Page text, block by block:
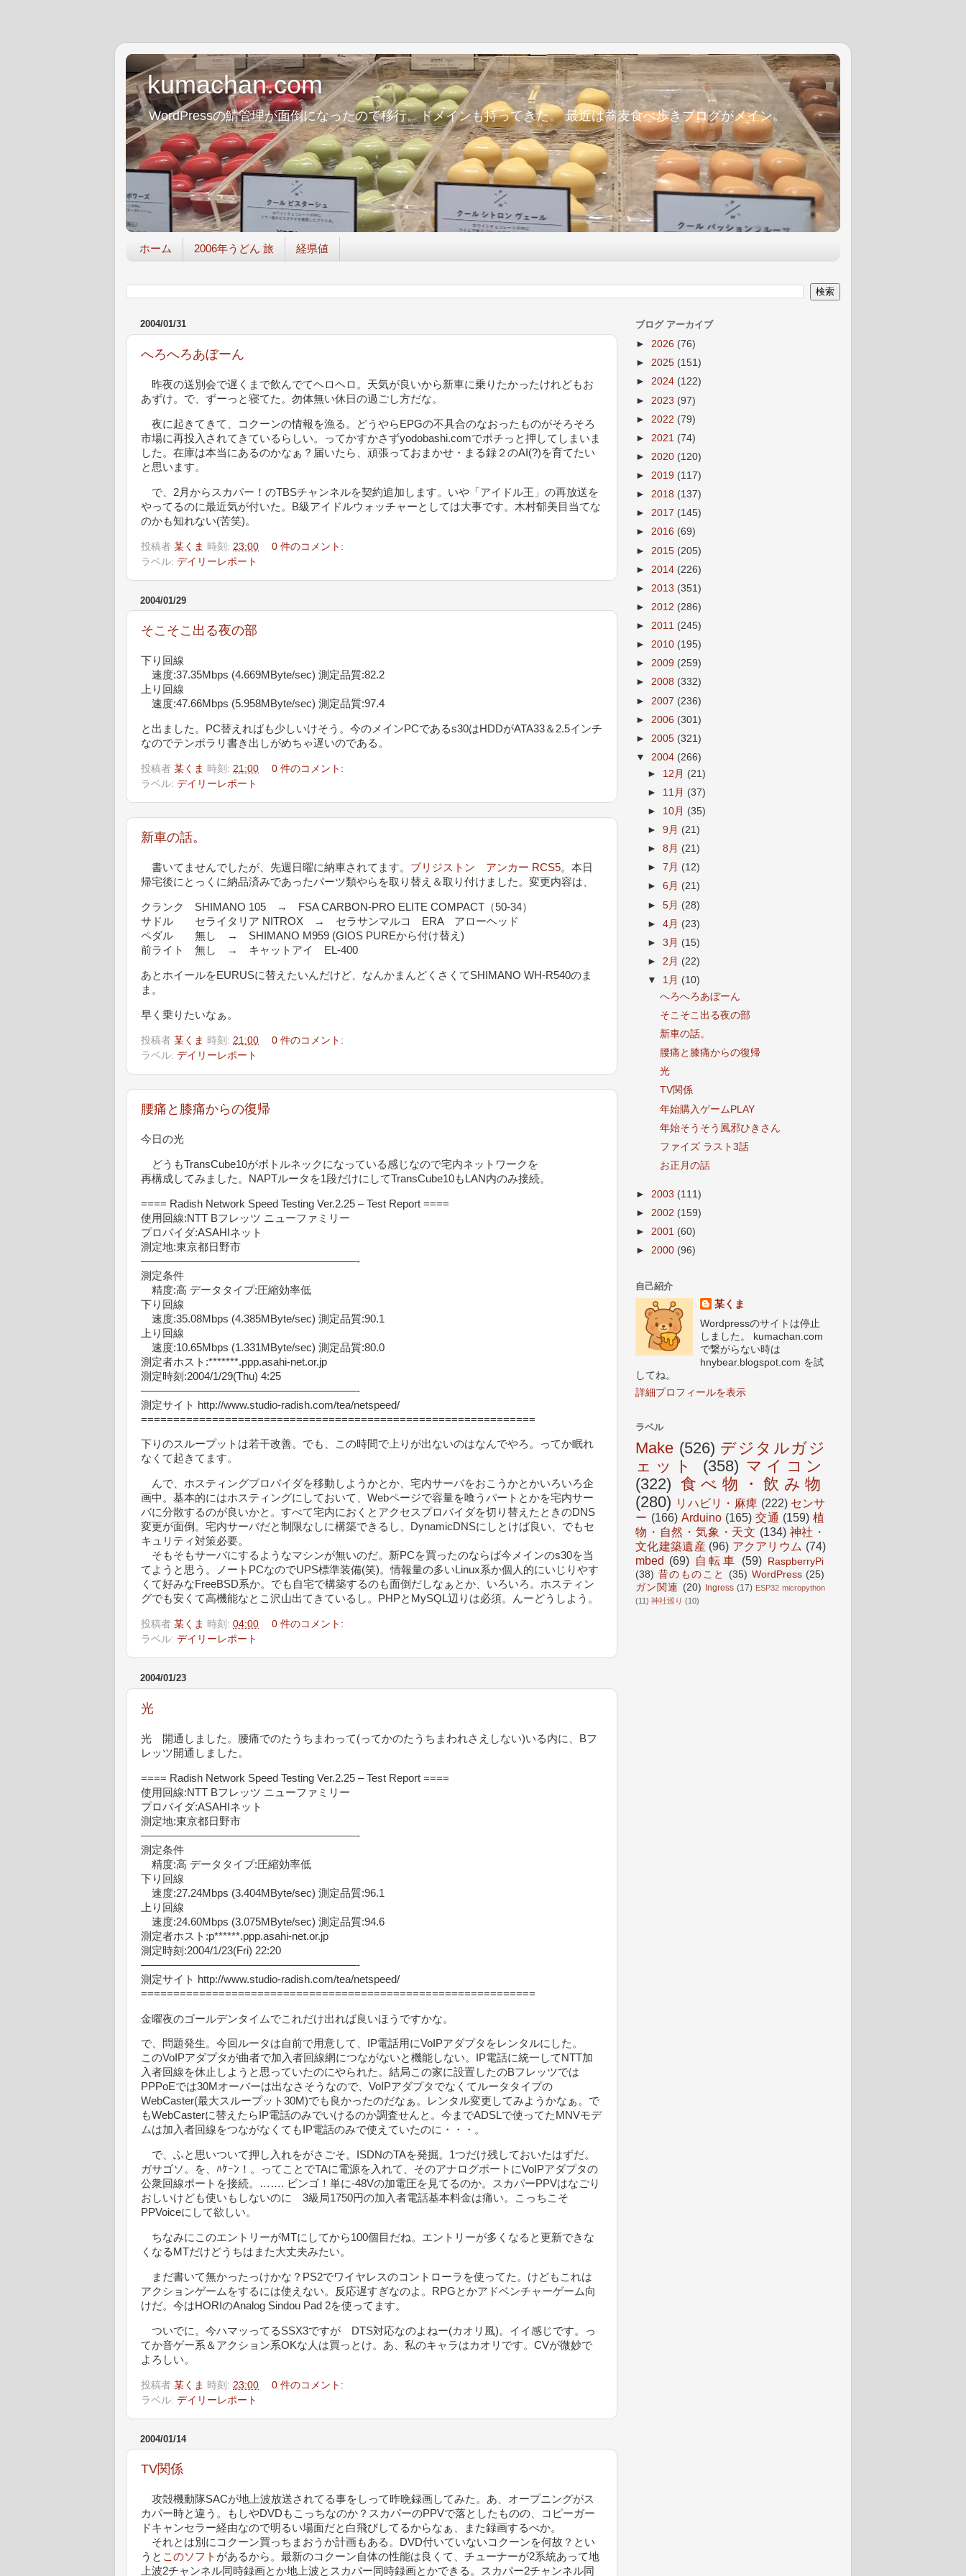
kumachan.com
WordPressの鯖管理が面倒になったので移行。ドメインも持ってきた。 最近は蕎麦食べ歩きブログがメイン。
ホーム 2006年うどん 旅 経県値
2004/01/31
へろへろあぼーん
昨夜の送別会で遅くまで飲んでてヘロヘロ。天気が良いから新車に乗りたかったけれどもお
あずけ。で、ずーっと寝てた。勿体無い休日の過ごし方だな。
夜に起きてきて、コクーンの情報を漁る。どうやらEPGの不具合のなおったものがそろそろ
市場に再投入されてきているらしい。ってかすかさずyodobashi.comでポチっと押してしまいま
した。在庫は本当にあるのかなぁ？届いたら、頑張っておまかせ・まる録２のAI(?)を育てたい
と思います。
で、2月からスカパー！のTBSチャンネルを契約追加します。いや「アイドル王」の再放送を
やってるのに最近気が付いた。B級アイドルウォッチャーとしては大事です。木村郁美目当てな
のかも知れない(苦笑)。
投稿者 某くま 時刻: 23:00
0 件のコメント:
ラベル: デイリーレポート
2004/01/29
そこそこ出る夜の部
下り回線
速度:37.35Mbps (4.669MByte/sec) 測定品質:82.2
上り回線
速度:47.66Mbps (5.958MByte/sec) 測定品質:97.4
と出ました。PC替えればも少しいけそう。今のメインPCであるs30はHDDがATA33＆2.5インチ
なのでテンポラリ書き出しがめちゃ遅いのである。
投稿者 某くま 時刻: 21:00
0 件のコメント:
ラベル: デイリーレポート
新車の話。
書いてませんでしたが、先週日曜に納車されてます。 ブリジストン アンカー RCS5。本日
帰宅後にとっくに納品済みであったパーツ類やらを取り替え＆取り付けました。変更内容は、
クランク SHIMANO 105 → FSA CARBON-PRO ELITE COMPACT（50-34）
サドル セライタリア NITROX → セラサンマルコ ERA アローヘッド
ペダル 無し → SHIMANO M959 (GIOS PUREから付け替え)
前ライト 無し → キャットアイ EL-400
あとホイールをEURUSに替えたいんだけど、なんかまんどくさくてSHIMANO WH-R540のま
ま。
早く乗りたいなぁ。
投稿者 某くま 時刻: 21:00
0 件のコメント:
ラベル: デイリーレポート
腰痛と膝痛からの復帰
今日の光
どうもTransCube10がボトルネックになっている感じなので宅内ネットワークを
再構成してみました。NAPTルータを1段だけにしてTransCube10もLAN内のみ接続。
==== Radish Network Speed Testing Ver.2.25 – Test Report ====
使用回線:NTT Bフレッツ ニューファミリー
プロバイダ:ASAHIネット
測定地:東京都日野市
————————————————————-
測定条件
精度:高 データタイプ:圧縮効率低
下り回線
速度:35.08Mbps (4.385MByte/sec) 測定品質:90.1
上り回線
速度:10.65Mbps (1.331MByte/sec) 測定品質:80.0
測定者ホスト:*******.ppp.asahi-net.or.jp
測定時刻:2004/1/29(Thu) 4:25
————————————————————-
測定サイト http://www.studio-radish.com/tea/netspeed/
=============================================================
下りのスループットは若干改善。でも、この時間で上りが出ないのはなんでやろ。ってか眠れ
なくて起きてます。
んで、ホスティングプロバイダを移動しようかとか、宅内サーバをおこうかとかいろいろ企
画中。基本的にはホスティングにしておいて、Webページで容量を喰うパートとかを宅内サー
バに分散するのが良いかと。すべて宅内におくとアクセスプロバイダを切り替えたときのDNS
変更が面倒。宅内サーバだと制限なしに構築できるし、DynamicDNSにしとけば良い、でもセ
キュリティ対策必要。
そもそもサーバにするようなマシンが無いのだ。新PCを買ったのならば今メインのs30を当
てようと思う。ノートPCなのでUPS標準装備(笑)。情報量の多いLinux系か個人的にいじりやす
くて好みなFreeBSD系か。でも自宅で構築するのも面倒だしなぁとか、いろいろ。ホスティン
グでも安くて高機能なとこ沢山出てきているし。PHPとMySQL辺りは必須。んーどうしよう。
投稿者 某くま 時刻: 04:00
0 件のコメント:
ラベル: デイリーレポート
2004/01/23
光
光 開通しました。腰痛でのたうちまわって(ってかのたうちまわれさえしない)いる内に、Bフ
レッツ開通しました。
==== Radish Network Speed Testing Ver.2.25 – Test Report ====
使用回線:NTT Bフレッツ ニューファミリー
プロバイダ:ASAHIネット
測定地:東京都日野市
————————————————————-
測定条件
精度:高 データタイプ:圧縮効率低
下り回線
速度:27.24Mbps (3.404MByte/sec) 測定品質:96.1
上り回線
速度:24.60Mbps (3.075MByte/sec) 測定品質:94.6
測定者ホスト:p******.ppp.asahi-net.or.jp
測定時刻:2004/1/23(Fri) 22:20
————————————————————-
測定サイト http://www.studio-radish.com/tea/netspeed/
=============================================================
金曜夜のゴールデンタイムでこれだけ出れば良いほうですかな。
で、問題発生。今回ルータは自前で用意して、IP電話用にVoIPアダプタをレンタルにした。
このVoIPアダプタが曲者で加入者回線網につながないと機能しない。IP電話に統一してNTT加
入者回線を休止しようと思っていたのにやられた。結局この家に設置したのBフレッツでは
PPPoEでは30Mオーバーは出なさそうなので、VoIPアダプタでなくてルータタイプの
WebCaster(最大スループット30M)でも良かったのだなぁ。レンタル変更してみようかなぁ。で
もWebCasterに替えたらIP電話のみでいけるのか調査せんと。今までADSLで使ってたMNVモデ
ムは加入者回線をつながなくてもIP電話のみで使えていたのに・・・。
で、ふと思いついて押し入れをがさごそ。ISDNのTAを発掘。1つだけ残しておいたはずだ。
ガサゴソ。を、ﾊｹｰﾝ！。ってことでTAに電源を入れて、そのアナログポートにVoIPアダプタの
公衆回線ポートを接続。……. ビンゴ！単に-48Vの加電圧を見てるのか。スカパーPPVはなごり
おしいけども使いもしないのに 3級局1750円の加入者電話基本料金は痛い。こっちこそ
PPVoiceにして欲しい。
ちなみにこのエントリーがMTにしてから100個目だね。エントリーが多くなると更新できな
くなるMTだけどうちはまた大丈夫みたい。
まだ書いて無かったっけかな？PS2でワイヤレスのコントローラを使ってた。けどもこれは
アクションゲームをするには使えない。反応遅すぎなのよ。RPGとかアドベンチャーゲーム向
けだ。今はHORIのAnalog Sindou Pad 2を使ってます。
ついでに。今ハマッってるSSX3ですが DTS対応なのよねー(カオリ風)。イイ感じです。っ
てか音ゲー系＆アクション系OKな人は買っとけ。あ、私のキャラはカオリです。CVが微妙で
よろしい。
投稿者 某くま 時刻: 23:00
0 件のコメント:
ラベル: デイリーレポート
2004/01/14
TV関係
攻殻機動隊SACが地上波放送されてる事をしって昨晩録画してみた。あ、オープニングがス
カパー時と違う。もしやDVDもこっちなのか？スカパーのPPVで落としたものの、コピーガー
ドキャンセラー経由なので明るい場面だと白飛びしてるからなぁ、また録画するべか。
それとは別にコクーン買っちまおうか計画もある。DVD付いていないコクーンを何故？とい
うと このソフト があるから。最新のコクーン自体の性能は良くて、チューナーが2系統あって地
上波2チャンネル同時録画とか地上波とスカパー同時録画とかできる。スカパー2チャンネル同
ブログ アーカイブ
► 2026 (76)
► 2025 (151)
► 2024 (122)
► 2023 (97)
► 2022 (79)
► 2021 (74)
► 2020 (120)
► 2019 (117)
► 2018 (137)
► 2017 (145)
► 2016 (69)
► 2015 (205)
► 2014 (226)
► 2013 (351)
► 2012 (286)
► 2011 (245)
► 2010 (195)
► 2009 (259)
► 2008 (332)
► 2007 (236)
► 2006 (301)
► 2005 (321)
▼ 2004 (266)
► 12月 (21)
► 11月 (37)
► 10月 (35)
►9月 (21)
►8月 (21)
►7月 (12)
►6月 (21)
►5月 (28)
►4月 (23)
►3月 (15)
► 2月 (22)
▼ 1月 (10)
へろへろあぼーん
そこそこ出る夜の部
新車の話。
腰痛と膝痛からの復帰
光
TV関係
年始購入ゲームPLAY
年始そうそう風邪ひきさん
ファイズ ラスト3話
お正月の話
► 2003 (111)
► 2002 (159)
► 2001 (60)
► 2000 (96)
自己紹介
某くま
Wordpressのサイトは停止
しました。 kumachan.com
で繋がらない時は
hnybear.blogspot.com を試
してね。
詳細プロフィールを表示
ラベル
Make (526) デジタルガジ
ェット
(358) マイコン
(322) 食べ物・飲み物
(280) リハビリ・麻痺 (222) センサ
ー (166) Arduino (165) 交通 (159) 植
物・自然・気象・天文 (134) 神社・
文化建築遺産 (96) アクアリウム (74)
mbed (69) 自転車 (59)
RaspberryPi
(38) 昔のものこと (35) WordPress (25)
ガン関連 (20) Ingress (17) ESP32 micropython
(11) 神社巡り (10)